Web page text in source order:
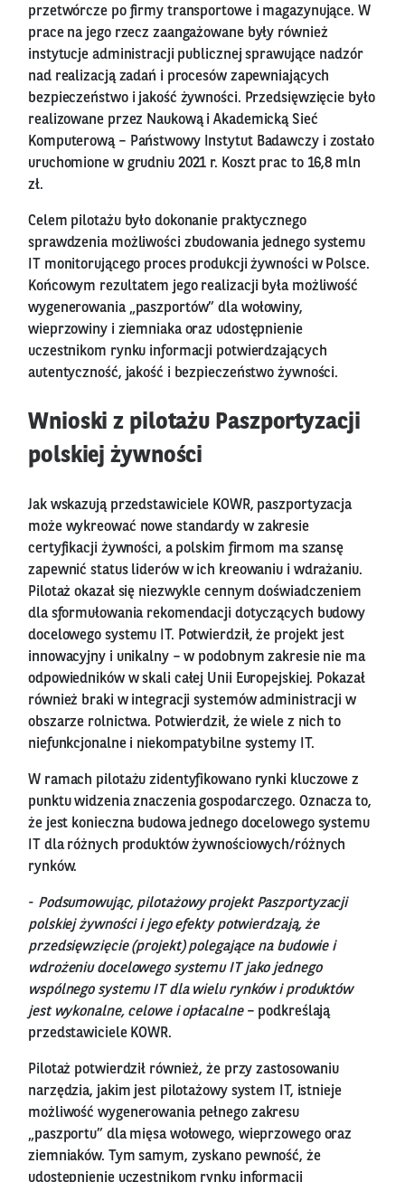
przetwórcze po firmy transportowe i magazynujące. W
prace na jego rzecz zaangażowane były również
instytucje administracji publicznej sprawujące nadzór
nad realizacją zadań i procesów zapewniających
bezpieczeństwo i jakość żywności. Przedsięwzięcie było
realizowane przez Naukową i Akademicką Sieć
Komputerową – Państwowy Instytut Badawczy i zostało
uruchomione w grudniu 2021 r. Koszt prac to 16,8 mln
zł.
Celem pilotażu było dokonanie praktycznego
sprawdzenia możliwości zbudowania jednego systemu
IT monitorującego proces produkcji żywności w Polsce.
Końcowym rezultatem jego realizacji była możliwość
wygenerowania „paszportów” dla wołowiny,
wieprzowiny i ziemniaka oraz udostępnienie
uczestnikom rynku informacji potwierdzających
autentyczność, jakość i bezpieczeństwo żywności.
Wnioski z pilotażu Paszportyzacji
polskiej żywności
Jak wskazują przedstawiciele KOWR, paszportyzacja
może wykreować nowe standardy w zakresie
certyfikacji żywności, a polskim firmom ma szansę
zapewnić status liderów w ich kreowaniu i wdrażaniu.
Pilotaż okazał się niezwykle cennym doświadczeniem
dla sformułowania rekomendacji dotyczących budowy
docelowego systemu IT. Potwierdził, że projekt jest
innowacyjny i unikalny – w podobnym zakresie nie ma
odpowiedników w skali całej Unii Europejskiej. Pokazał
również braki w integracji systemów administracji w
obszarze rolnictwa. Potwierdził, że wiele z nich to
niefunkcjonalne i niekompatybilne systemy IT.
W ramach pilotażu zidentyfikowano rynki kluczowe z
punktu widzenia znaczenia gospodarczego. Oznacza to,
że jest konieczna budowa jednego docelowego systemu
IT dla różnych produktów żywnościowych/różnych
rynków.
- Podsumowując, pilotażowy projekt Paszportyzacji
polskiej żywności i jego efekty potwierdzają, że
przedsięwzięcie (projekt) polegające na budowie i
wdrożeniu docelowego systemu IT jako jednego
wspólnego systemu IT dla wielu rynków i produktów
jest wykonalne, celowe i opłacalne– podkreślają
przedstawiciele KOWR.
Pilotaż potwierdził również, że przy zastosowaniu
narzędzia, jakim jest pilotażowy system IT, istnieje
możliwość wygenerowania pełnego zakresu
„paszportu” dla mięsa wołowego, wieprzowego oraz
ziemniaków. Tym samym, zyskano pewność, że
udostępnienie uczestnikom rynku informacji